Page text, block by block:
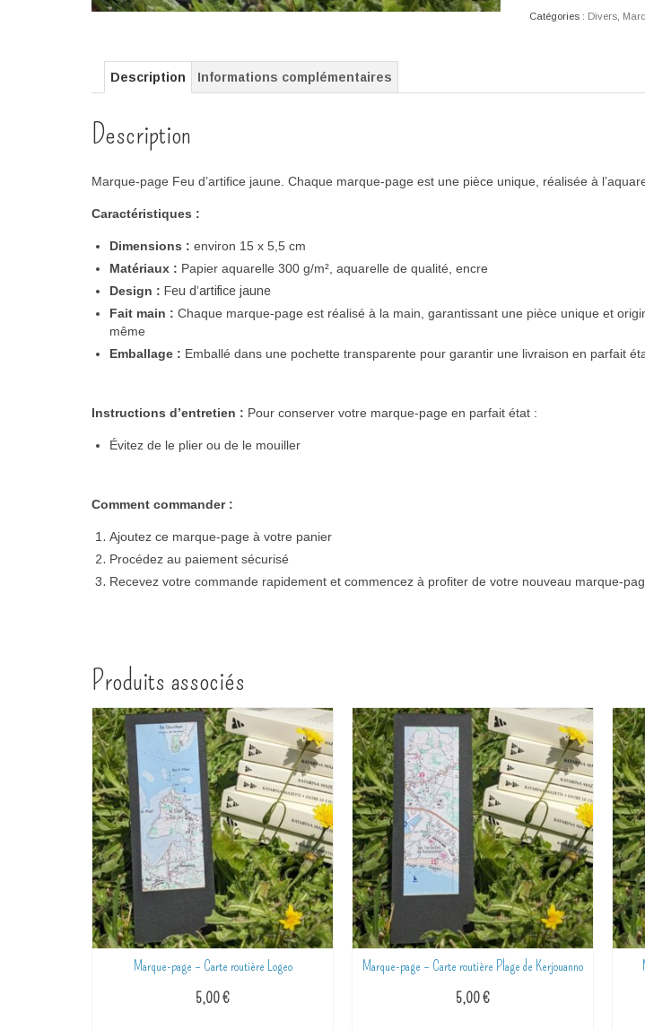
Feu
Catégories : Divers,
Description Informations complémentaires
Description
Marque-page Feu d’artifice jaune. Chaque marque-page est une pièce unique, réalisée à l’
Caractéristiques :
Dimensions : environ 15 x 5,5 cm
Matériaux : Papier aquarelle 300 g/m², aquarelle de qualité, encre
Design : Feu d’artifice jaune
Fait main : Chaque marque-page est réalisé à la main, garantissant une pièce unique et
même
Emballage : Emballé dans une pochette transparente pour garantir une livraison en parfait
Instructions d’entretien : Pour conserver votre marque-page en parfait état :
Évitez de le plier ou de le mouiller
Comment commander :
Ajoutez ce marque-page à votre panier
Procédez au paiement sécurisé
Recevez votre commande rapidement et commencez à profiter de votre nouveau marque-
Produits associés
Marque-page – Carte routière Logeo
5,00€
Marque-page – Carte routière Plage de Kerjouanno
5,00€